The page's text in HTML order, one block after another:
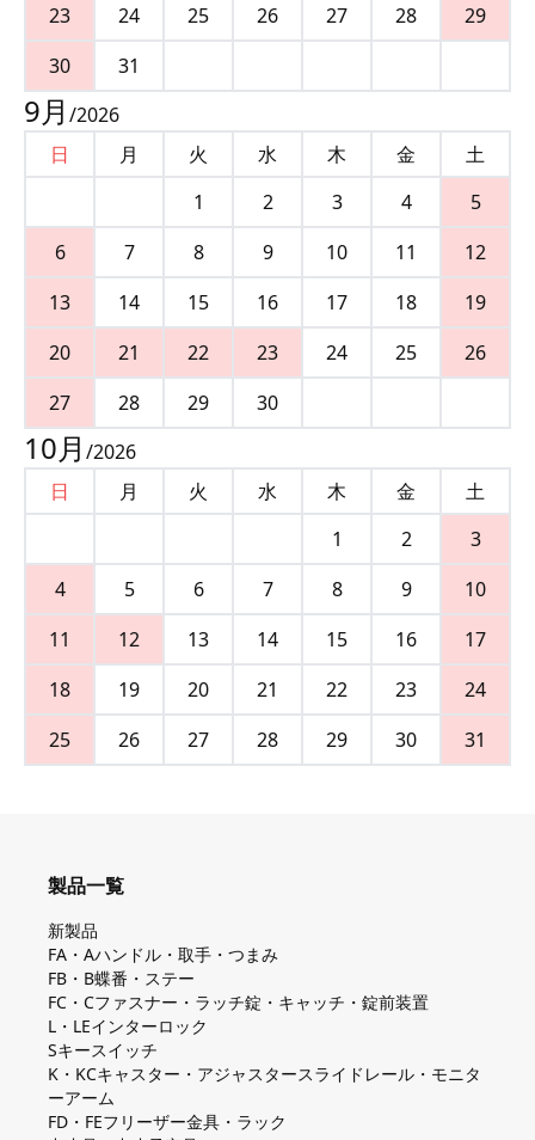
23
24 25 26 27 28
29
30
31
9月 /2026
日
月 火 水 木 金
土
1
2 3 4
5
6
7 8 9 10 11
12
13
14 15 16 17 18
19
20
21 22 23 24 25
26
27
28 29 30
10月 /2026
日
月 火 水 木 金
土
1
2
3
4
5 6 7 8 9
10
11
12 13 14 15 16
17
18
19 20 21 22 23
24
25
26 27 28 29 30 31
製品一覧
新製品
FA・Aハンドル・取手・つまみ
FB・B蝶番・ステー
FC・Cファスナー・ラッチ錠・キャッチ・錠前装置
L・LEインターロック
Sキースイッチ
K・KCキャスター・アジャスタースライドレール・モニタ
ーアーム
FD・FEフリーザー金具・ラック